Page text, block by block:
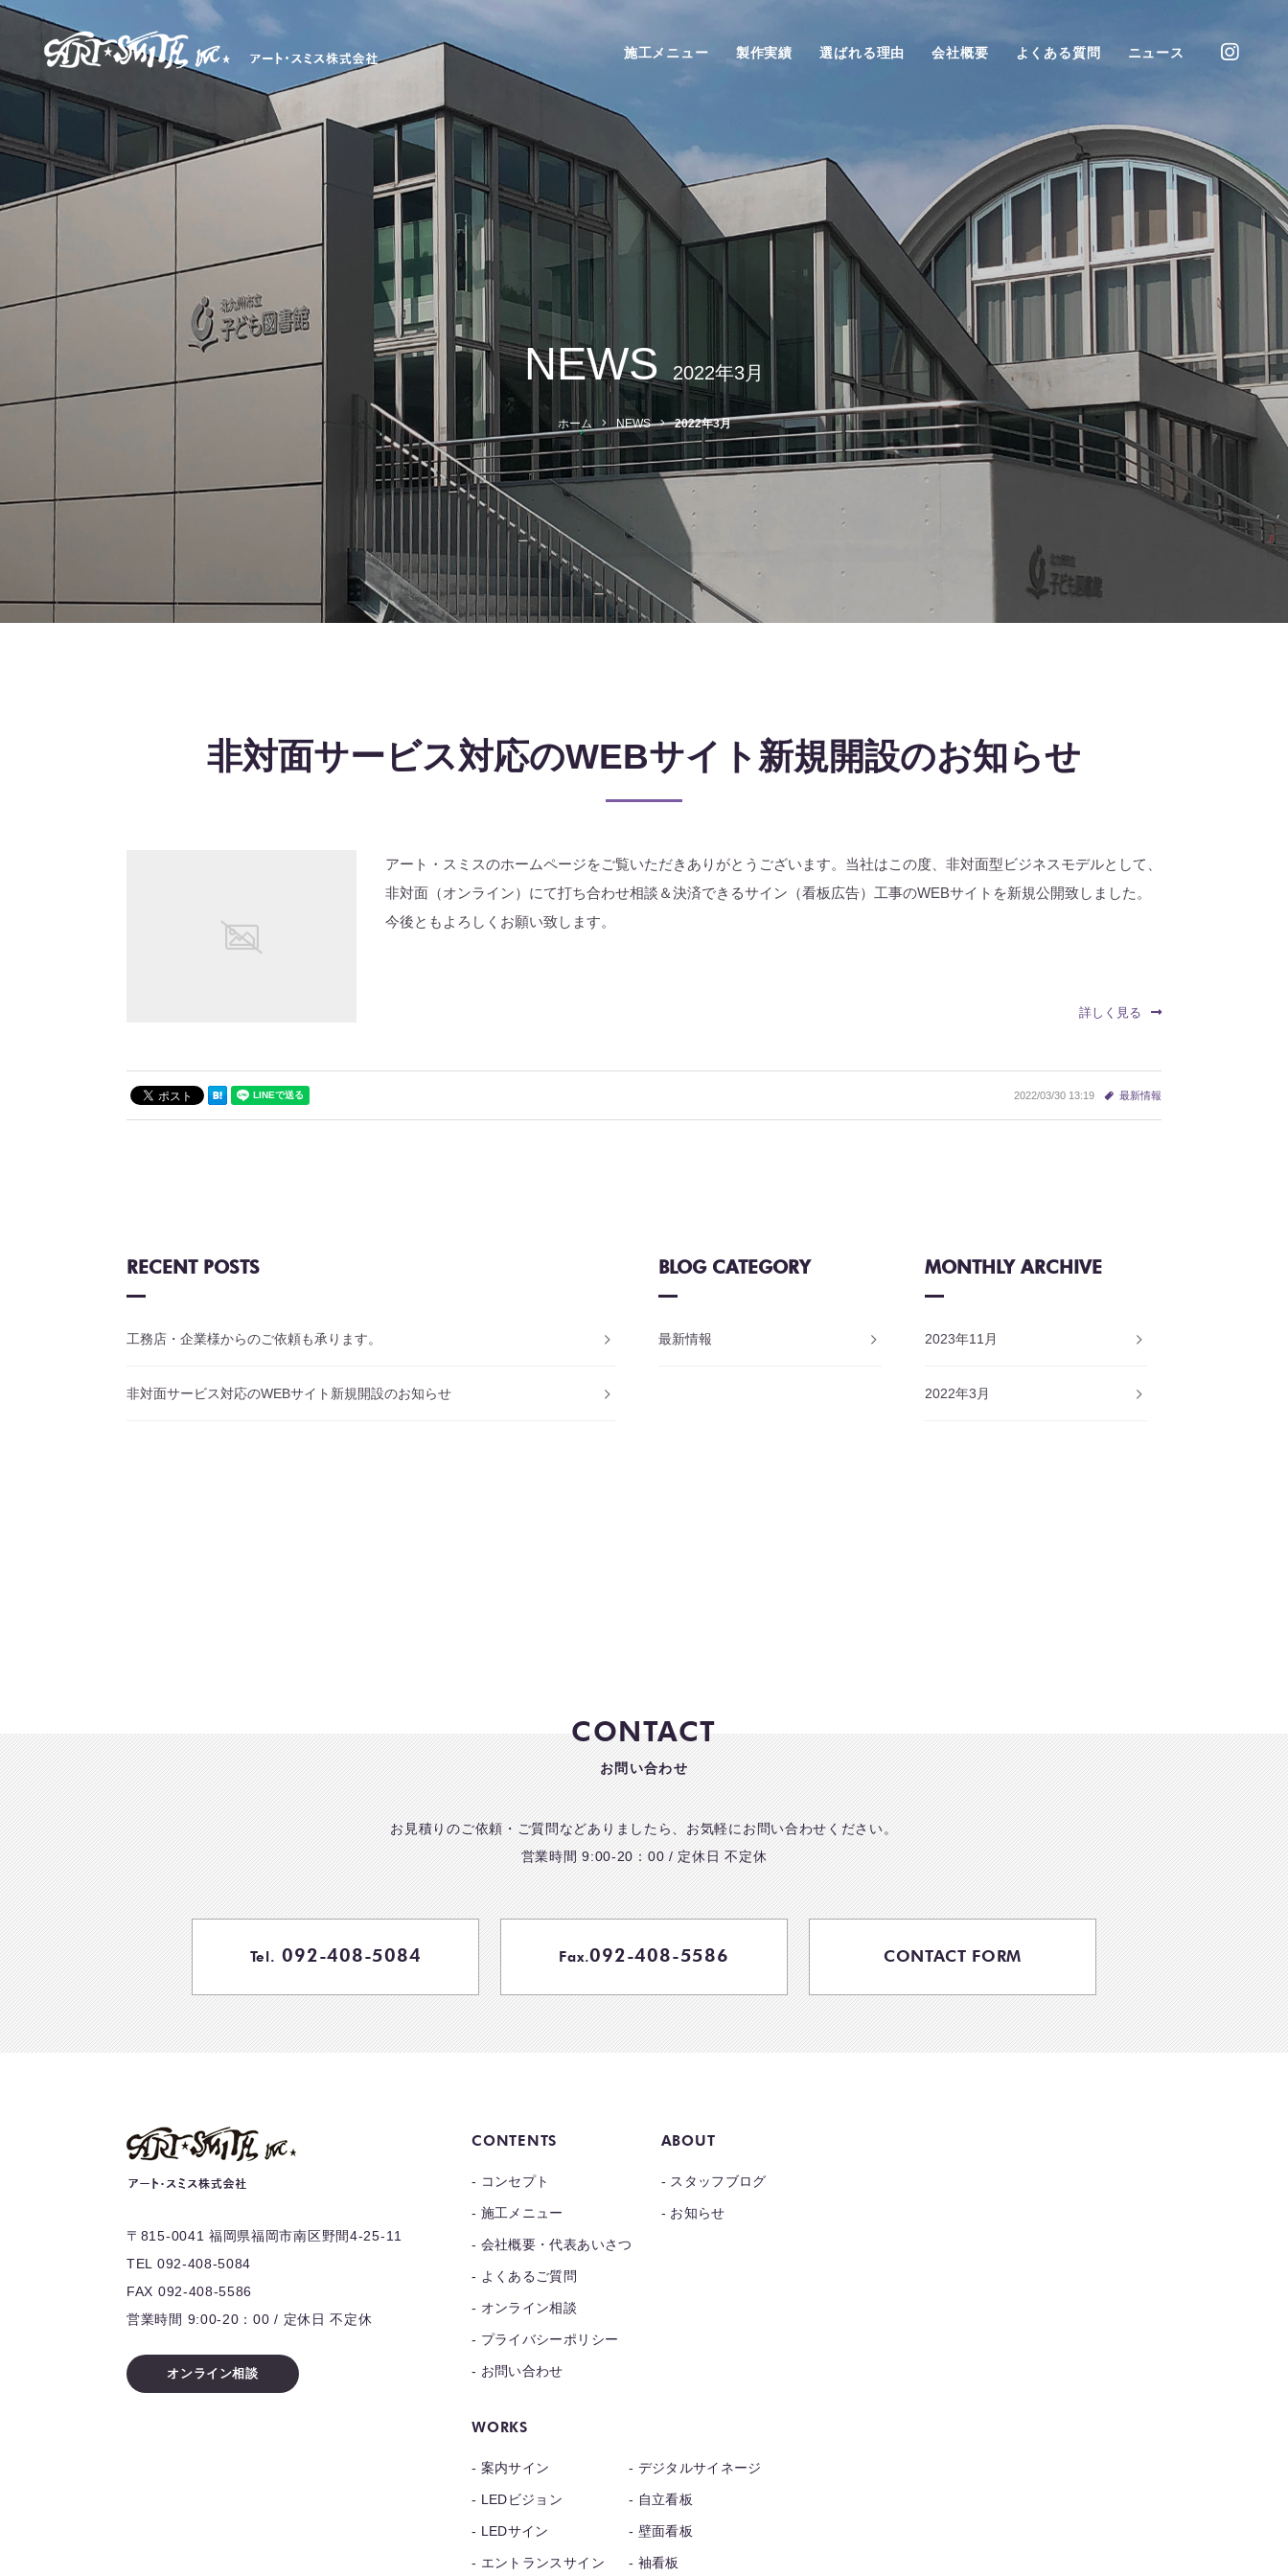
施工メニュー 製作実績 選ばれる理由 会社概要 よくある質問 ニュース
NEWS 2022年3月
ホーム NEWS 2022年3月
非対面サービス対応のWEBサイト新規開設のお知らせ
アート・スミスのホームページをご覧いただきありがとうございます。当社はこの度、非対面型ビジネスモデルとして、
非対面（オンライン）にて打ち合わせ相談＆決済できるサイン（看板広告）工事のWEBサイトを新規公開致しました。
今後ともよろしくお願い致します。
詳しく見る
2022/03/30 13:19 最新情報
RECENT POSTS
工務店・企業様からのご依頼も承ります。
非対面サービス対応のWEBサイト新規開設のお知らせ
BLOG CATEGORY
最新情報
MONTHLY ARCHIVE
2023年11月
2022年3月
CONTACT
お問い合わせ
お見積りのご依頼・ご質問などありましたら、お気軽にお問い合わせください。
営業時間 9:00-20：00 / 定休日 不定休
Tel. 092-408-5084 Fax.092-408-5586 CONTACT FORM
〒815-0041 福岡県福岡市南区野間4-25-11
TEL 092-408-5084
FAX 092-408-5586
営業時間 9:00-20：00 / 定休日 不定休
オンライン相談
CONTENTS
コンセプト
施工メニュー
会社概要・代表あいさつ
よくあるご質問
オンライン相談
プライバシーポリシー
お問い合わせ
ABOUT
スタッフブログ
お知らせ
WORKS
案内サイン
LEDビジョン
LEDサイン
エントランスサイン
デジタルサイネージ
自立看板
壁面看板
袖看板